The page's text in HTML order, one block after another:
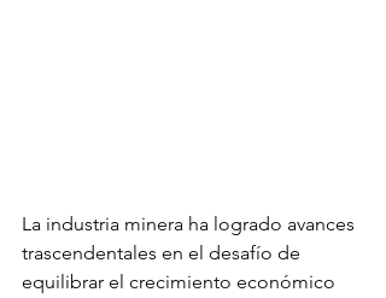
La industria minera ha logrado avances
trascendentales en el desafío de
equilibrar el crecimiento económico